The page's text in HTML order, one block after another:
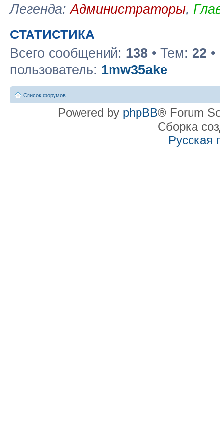
Легенда:Администраторы,
СТАТИСТИКА
Всего сообщений: 138 • Тем: 22
пользователь: 1mw35ake
Список форумов
Powered by phpBB® Forum
Сборка
Русская